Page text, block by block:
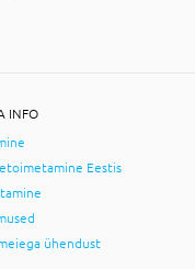
INFO
Eestis
ühendust